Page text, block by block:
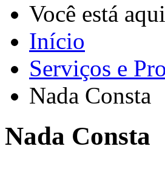
Você está
Início
Serviços e
Nada Consta
Nada Consta